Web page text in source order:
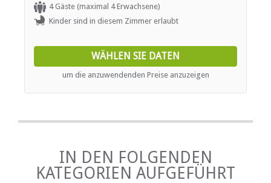
conditioning, a TV with DSTV/Satellite channels, and Netflix
for your entertainment. The room includes a sitting area,
desk, and a safe for valuables, as well as a heater for
shower, hairdryer, bidet, and complimentary amenities.
Guests can enjoy convenient in-room facilities such as a
washing machine, tumble dryer, iron and ironing board.
The kitchenette is fully equipped with a refrigerator,
microwave, coffee and tea facilities, toaster, oven, and a
relaxing atmosphere, and daily cleaning service is included
4 Gäste (maximal 4 Erwachsene)
Kinder sind in diesem Zimmer erlaubt
WÄHLEN SIE DATEN
um die anzuwendenden Preise anzuzeigen
IN DEN FOLGENDEN
KATEGORIEN AUFGEFÜHRT